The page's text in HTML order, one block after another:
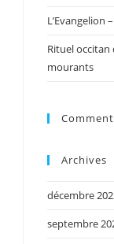
L’Evangelion
Rituel occitan
mourants
Archives
décembre
septembre